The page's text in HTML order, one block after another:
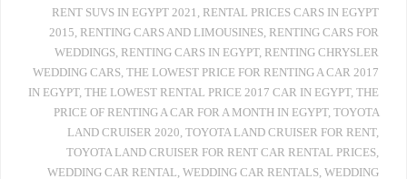
RENT SUVS IN EGYPT 2021, RENTAL PRICES CARS IN EGYPT
2015, RENTING CARS AND LIMOUSINES, RENTING CARS FOR
WEDDINGS, RENTING CARS IN EGYPT, RENTING CHRYSLER
WEDDING CARS, THE LOWEST PRICE FOR RENTING A CAR 2017
IN EGYPT, THE LOWEST RENTAL PRICE 2017 CAR IN EGYPT, THE
PRICE OF RENTING A CAR FOR A MONTH IN EGYPT, TOYOTA
LAND CRUISER 2020, TOYOTA LAND CRUISER FOR RENT,
TOYOTA LAND CRUISER FOR RENT CAR RENTAL PRICES,
WEDDING CAR RENTAL, WEDDING CAR RENTALS, WEDDING